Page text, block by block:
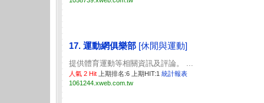
17. 運動網俱樂部 [休閒與運動]
提供體育運動等相關資訊及評論。 ...
人氣 2 Hit 上期排名:6 上期HIT:1 統計報表
1061244.xweb.com.tw